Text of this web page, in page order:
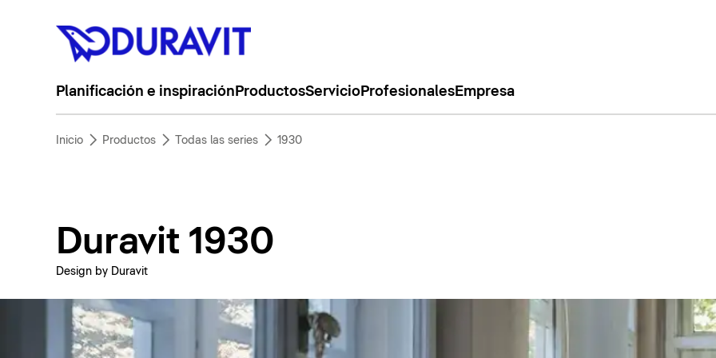
Planificación e inspiración ProductosServicioProfesionalesEmpresa
Inicio Productos Todas las series 1930
Duravit 1930
Design by Duravit